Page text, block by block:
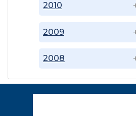
2008
2009
2010